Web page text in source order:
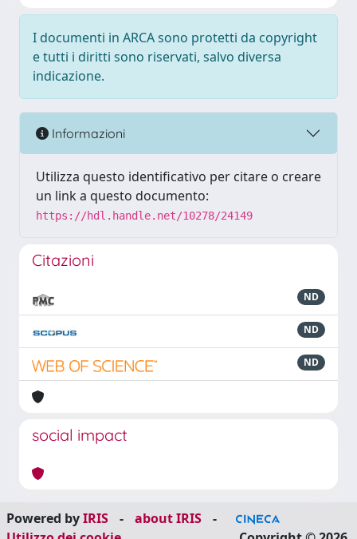
I documenti in ARCA sono protetti da copyright
e tutti i diritti sono riservati, salvo diversa
indicazione.
Informazioni
Utilizza questo identificativo per citare o creare
un link a questo documento:
https://hdl.handle.net/10278/24149
Citazioni
ND
ND
ND
social impact
Powered byIRIS - about IRIS
-